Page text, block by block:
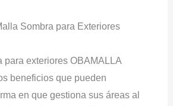
Sombra para Exteriores
para exteriores OBAMALLA
beneficios que pueden
en que gestiona sus áreas al